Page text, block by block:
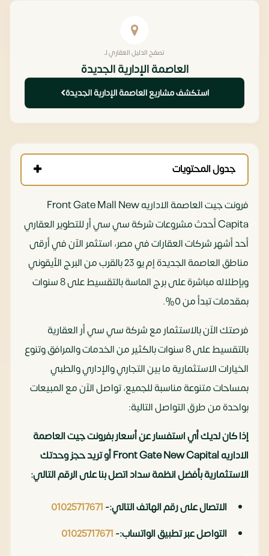
تصفح الدليل العقاري لـ
العاصمة الإدارية الجديدة
استكشف مشاريع العاصمة الإدارية الجديدة
جدول المحتويات
فرونت جيت العاصمة الاداريه Front Gate Mall New
Capita أحدث مشروعات شركة سي سي أر للتطوير العقاري
أحد أشهر شركات العقارات في مصر، استثمر الآن في أرقى
مناطق العاصمة الجديدة إم يو 23 بالقرب من البرج الأيقوني
وبإطلاله مباشرة على برج الماسة بالتقسيط على 8 سنوات
بمقدمات تبدأ من 0%.
فرصتك الآن بالاستثمار مع شركة سي سي أر العقارية
بالتقسيط على 8 سنوات بالكثير من الخدمات والمرافق وتنوع
الخيارات الاستثمارية ما بين التجاري والإداري والطبي
بمساحات متنوعة مناسبة للجميع، تواصل الآن مع المبيعات
بواحدة من طرق التواصل التالية:
إذا كان لديك أي استفسار عن أسعار بفرونت جيت العاصمة
الاداريه Front Gate New Capital أو تريد حجز وحدتك
الاستثمارية بأفضل انظمة سداد اتصل بنا على الرقم التالي:
الاتصال على رقم الهاتف التالي:-01025717671
التواصل عبر تطبيق الواتساب:-01025717671